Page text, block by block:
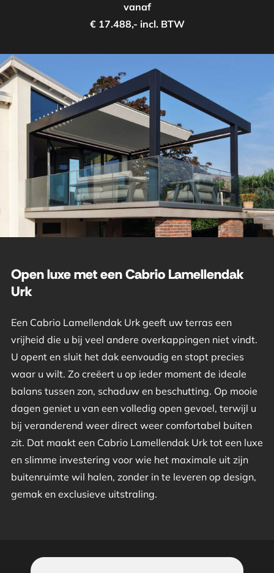
vanaf
€ 17.488,- incl. BTW
Open luxe met een Cabrio Lamellendak
Urk
Een Cabrio Lamellendak Urk geeft uw terras een
vrijheid die u bij veel andere overkappingen niet vindt.
U opent en sluit het dak eenvoudig en stopt precies
waar u wilt. Zo creëert u op ieder moment de ideale
balans tussen zon, schaduw en beschutting. Op mooie
dagen geniet u van een volledig open gevoel, terwijl u
bij veranderend weer direct weer comfortabel buiten
zit. Dat maakt een Cabrio Lamellendak Urk tot een luxe
en slimme investering voor wie het maximale uit zijn
buitenruimte wil halen, zonder in te leveren op design,
gemak en exclusieve uitstraling.